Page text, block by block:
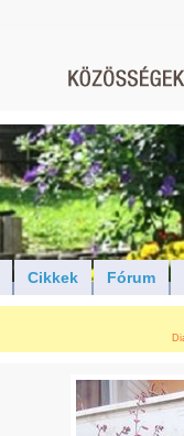
Cikkek Fórum